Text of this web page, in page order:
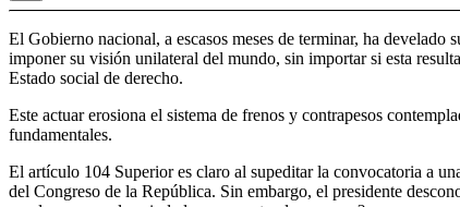
El Gobierno nacional, a escasos meses de terminar, ha
imponer su visión unilateral del mundo, sin importar si esta
Estado social de derecho.
Este actuar erosiona el sistema de frenos y contrapesos
fundamentales.
El artículo 104 Superior es claro al supeditar la convocatoria a
del Congreso de la República. Sin embargo, el presidente